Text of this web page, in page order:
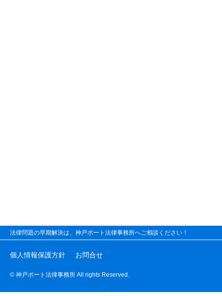
法律問題の早期解決は、神戸ポート法律事務所へご相談ください！
個人情報保護方針 お問合せ
© 神戸ポート法律事務所 All rights Reserved.